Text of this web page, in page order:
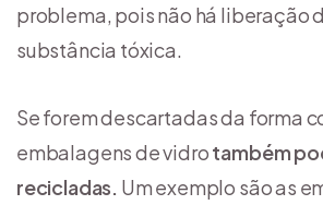
problema, pois não há liberação
substância tóxica.
Se forem descartadas da forma
embalagens de vidrotambém
recicladas. Um exemplo são as